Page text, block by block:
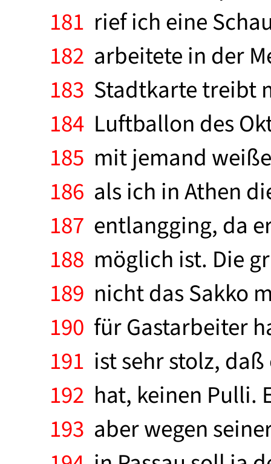
181 rief ich eine
182 arbeitete in der
183 Stadtkarte treibt
184 Luftballon des
185 mit jemand
186 als ich in Athen
187 entlangging, da
188 möglich ist. Die
189 nicht das Sakko
190 für Gastarbeiter
191 ist sehr stolz,
192 hat, keinen Pulli.
193 aber wegen